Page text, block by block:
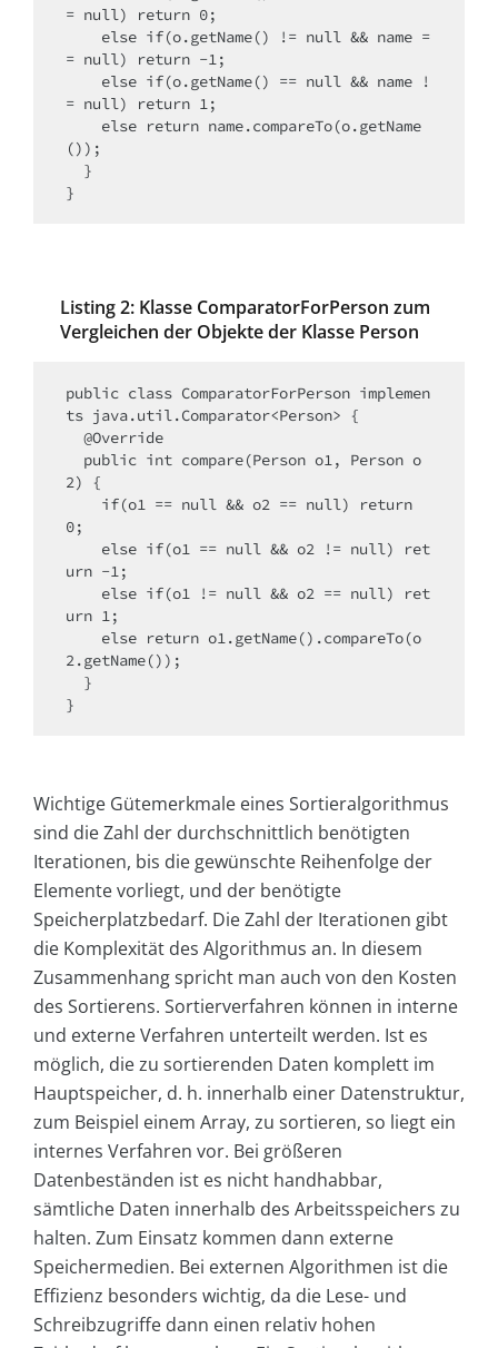
= null) return 0;
= null) return -1;
= null) return 1;
());
}
Listing 2: Klasse ComparatorForPerson zum
Vergleichen der Objekte der Klasse Person
public class ComparatorForPerson implemen
ts java.util.Comparator<Person> {
2) {
0;
urn -1;
urn 1;
2.getName());
}
Wichtige Gütemerkmale eines Sortieralgorithmus
sind die Zahl der durchschnittlich benötigten
Iterationen, bis die gewünschte Reihenfolge der
Elemente vorliegt, und der benötigte
Speicherplatzbedarf. Die Zahl der Iterationen gibt
die Komplexität des Algorithmus an. In diesem
Zusammenhang spricht man auch von den Kosten
des Sortierens. Sortierverfahren können in interne
und externe Verfahren unterteilt werden. Ist es
möglich, die zu sortierenden Daten komplett im
Hauptspeicher, d. h. innerhalb einer Datenstruktur,
zum Beispiel einem Array, zu sortieren, so liegt ein
internes Verfahren vor. Bei größeren
Datenbeständen ist es nicht handhabbar,
sämtliche Daten innerhalb des Arbeitsspeichers zu
halten. Zum Einsatz kommen dann externe
Speichermedien. Bei externen Algorithmen ist die
Effizienz besonders wichtig, da die Lese- und
Schreibzugriffe dann einen relativ hohen